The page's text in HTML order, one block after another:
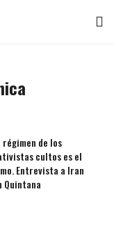
régimen de los
cultos es el
Entrevista a Iran
Quintana